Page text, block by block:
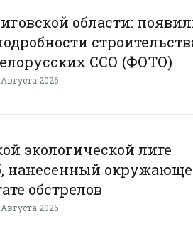
области:
ССО (ФОТО)
2026
экологической лиге
нанесенный
обстрелов
2026